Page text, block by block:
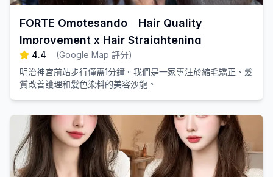
FORTE Omotesando Hair Quality
Improvement x Hair Straightening
4.4 (Google Map 評分)
明治神宮前站步行僅需1分鐘。我們是一家專注於縮毛矯正、髮
質改善護理和髮色染料的美容沙龍。